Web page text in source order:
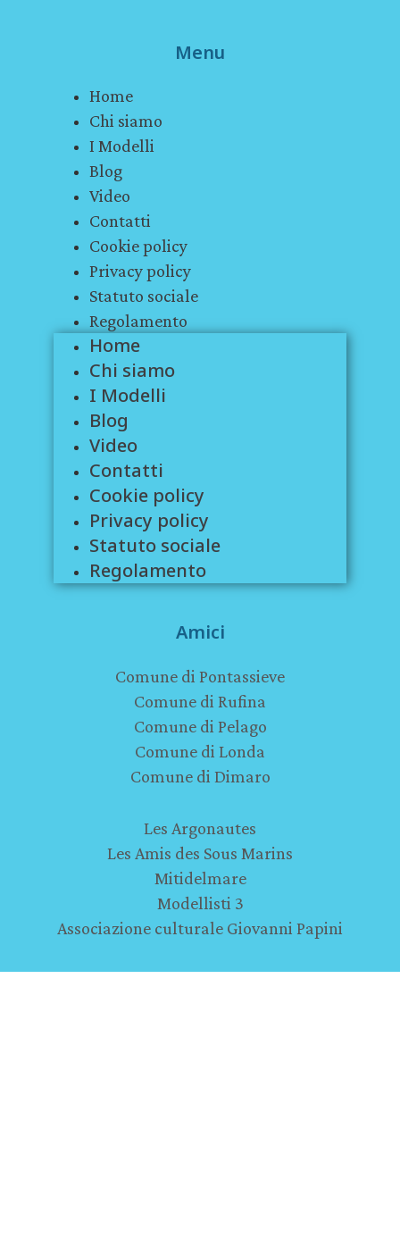
Menu
Home
Chi siamo
I Modelli
Blog
Video
Contatti
Cookie policy
Privacy policy
Statuto sociale
Regolamento
Home
Chi siamo
I Modelli
Blog
Video
Contatti
Cookie policy
Privacy policy
Statuto sociale
Regolamento
Amici
Comune di Pontassieve
Comune di Rufina
Comune di Pelago
Comune di Londa
Comune di Dimaro
Les Argonautes
Les Amis des Sous Marins
Mitidelmare
Modellisti 3
Associazione culturale Giovanni Papini